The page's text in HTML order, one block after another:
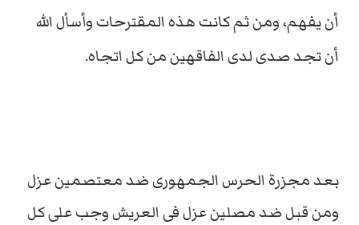
أن يفهم، ومن ثم كانت هذه المقترحات وأسأل الله
أن تجد صدى لدى الفاقهين من كل اتجاه.
بعد مجزرة الحرس الجمهورى ضد معتصمين عزل
ومن قبل ضد مصلين عزل فى العريش وجب على كل